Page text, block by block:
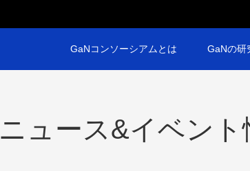
GaNコンソーシアムとは GaNの研
ニュース&イベント